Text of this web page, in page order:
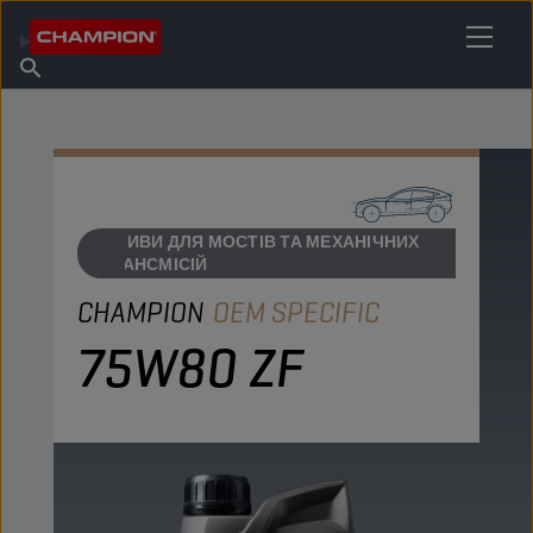
Про Champion
Знайдіть пункт продажу
ОЛИВИ ДЛЯ МОСТІВ ТА МЕХАНІЧНИХ
ТРАНСМІСІЙ
CHAMPION OEM SPECIFIC
75W80 ZF